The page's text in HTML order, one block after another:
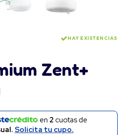
HAY EXISTENCIAS
Zent+
en 2 cuotas de
Solicita tu cupo.